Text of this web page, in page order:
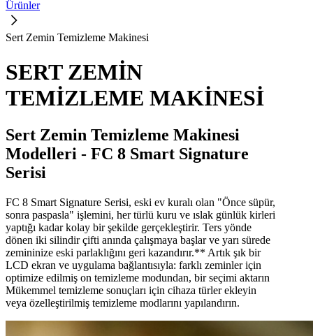
Ürünler
Sert Zemin Temizleme Makinesi
SERT ZEMİN
TEMİZLEME MAKİNESİ
Sert Zemin Temizleme Makinesi
Modelleri - FC 8 Smart Signature
Serisi
FC 8 Smart Signature Serisi, eski ev kuralı olan "Önce süpür,
sonra paspasla" işlemini, her türlü kuru ve ıslak günlük kirleri
yaptığı kadar kolay bir şekilde gerçekleştirir. Ters yönde
dönen iki silindir çifti anında çalışmaya başlar ve yarı sürede
zemininize eski parlaklığını geri kazandırır.** Artık şık bir
LCD ekran ve uygulama bağlantısıyla: farklı zeminler için
optimize edilmiş on temizleme modundan, bir seçimi aktarın
Mükemmel temizleme sonuçları için cihaza türler ekleyin
veya özelleştirilmiş temizleme modlarını yapılandırın.